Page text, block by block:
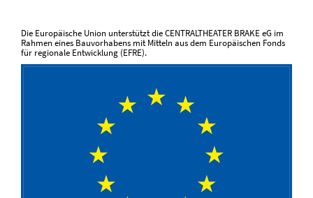
Die Europäische Union unterstützt die CENTRALTHEATER BRAKE eG im
Rahmen eines Bauvorhabens mit Mitteln aus dem Europäischen Fonds
für regionale Entwicklung (EFRE).